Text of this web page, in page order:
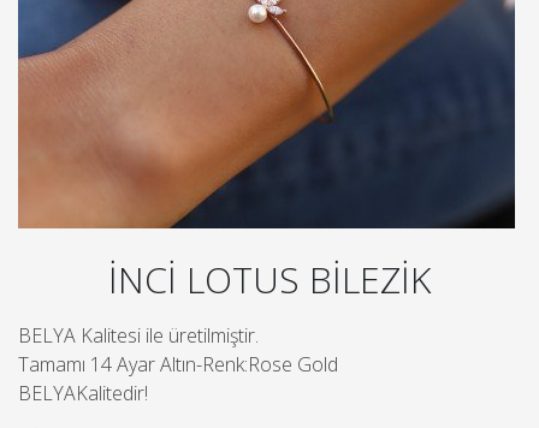
İNCİ LOTUS BİLEZİK
BELYA Kalitesi ile üretilmiştir.
Tamamı 14 Ayar Altın-Renk:Rose Gold
BELYAKalitedir!